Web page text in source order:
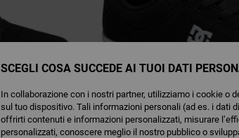
SCEGLI COSA SUCCEDE AI TUOI DATI
In collaborazione con i nostri partner, utilizziamo i cookie o
sul tuo dispositivo. Tali informazioni personali (ad es. i dati
offrirti contenuti e informazioni personalizzati, misurare
personalizzati, conoscere meglio il nostro pubblico o